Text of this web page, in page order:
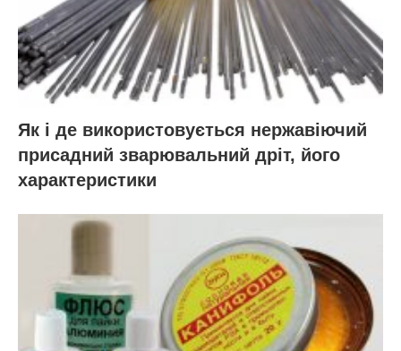
Як і де використовується нержавіючий
присадний зварювальний дріт, його
характеристики